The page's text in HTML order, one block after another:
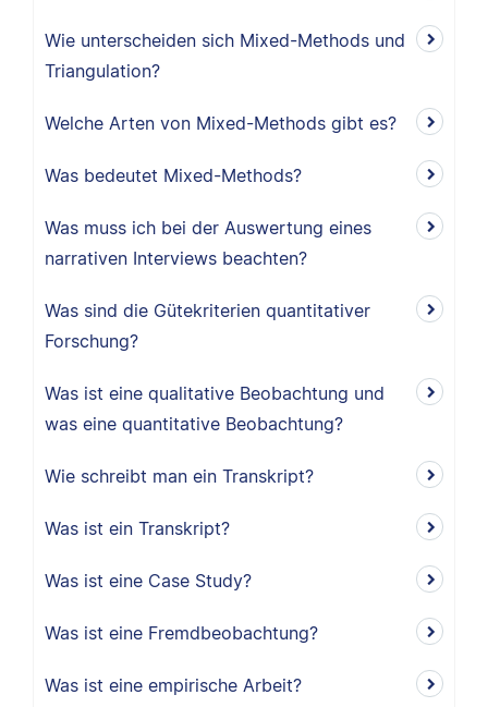
Wie unterscheiden sich Mixed-Methods und
Triangulation?
Welche Arten von Mixed-Methods gibt es?
Was bedeutet Mixed-Methods?
Was muss ich bei der Auswertung eines
narrativen Interviews beachten?
Was sind die Gütekriterien quantitativer
Forschung?
Was ist eine qualitative Beobachtung und
was eine quantitative Beobachtung?
Wie schreibt man ein Transkript?
Was ist ein Transkript?
Was ist eine Case Study?
Was ist eine Fremdbeobachtung?
Was ist eine empirische Arbeit?